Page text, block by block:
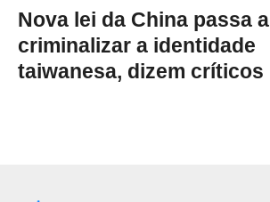
Nova lei da China passa a
criminalizar a identidade
taiwanesa, dizem críticos